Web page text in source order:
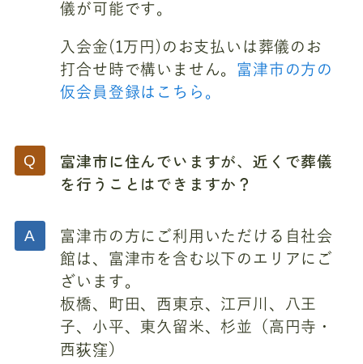
儀が可能です。
入会金(1万円)のお支払いは葬儀のお
打合せ時で構いません。 富津市の方の
仮会員登録はこちら。
富津市に住んでいますが、近くで葬儀
を行うことはできますか？
富津市の方にご利用いただける自社会
館は、富津市を含む以下のエリアにご
ざいます。
板橋、町田、西東京、江戸川、八王
子、小平、東久留米、杉並（高円寺・
西荻窪）